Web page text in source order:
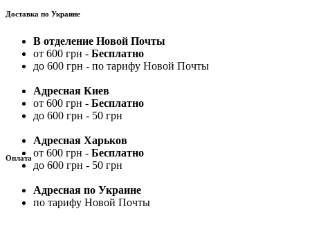
Доставка по Украине
В отделение Новой Почты
от 600 грн - Бесплатно
до 600 грн - по тарифу Новой Почты
Адресная Киев
от 600 грн - Бесплатно
до 600 грн - 50 грн
Адресная Харьков
от 600 грн - Бесплатно
до 600 грн - 50 грн
Адресная по Украине
по тарифу Новой Почты
Оплата